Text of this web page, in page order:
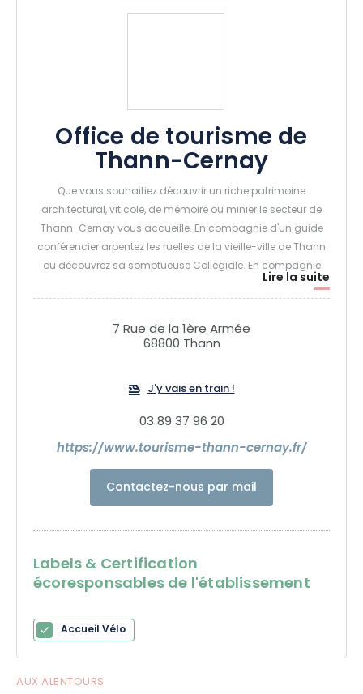
Office de tourisme de
Thann-Cernay
Que vous souhaitiez découvrir un riche patrimoine
architectural, viticole, de mémoire ou minier le secteur de
Thann-Cernay vous accueille. En compagnie d'un guide
conférencier arpentez les ruelles de la vieille-ville de Thann
ou découvrez sa somptueuse Collégiale. En compagnie
d'un passionné déambulez dans le pentu vignoble du
Rangen ou les coteaux du Vieil-Armand. Pour les plus
aventureux le patrimoine minier saura vous enchanter par
ses galeries. Le Hartmannswillerkopf, son Historial et l'Abri
Lire la suite
7 Rue de la 1ère Armée
68800 Thann
J'y vais en train !
03 89 37 96 20
https://www.tourisme-thann-cernay.fr/
Contactez-nous par mail
Labels & Certification
écoresponsables de l'établissement
Accueil Vélo
AUX ALENTOURS